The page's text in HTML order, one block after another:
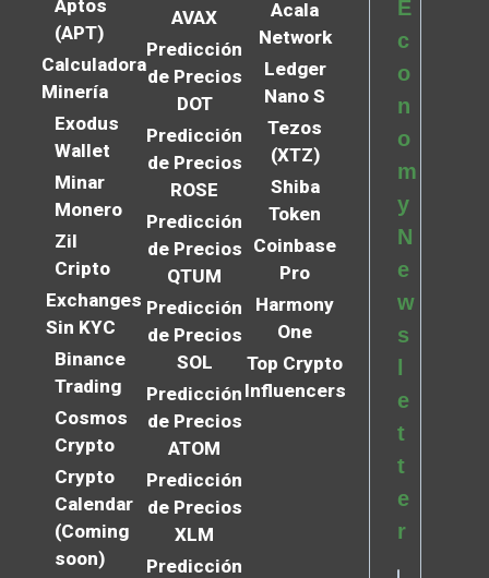
Aptos
(APT)
Calculadora
Minería
Exodus
Wallet
Minar
Monero
Zil
Cripto
Exchanges
Sin KYC
Binance
Trading
Cosmos
Crypto
Crypto
Calendar
(Coming
soon)
AVAX
Predicción
de Precios
DOT
Predicción
de Precios
ROSE
Predicción
de Precios
QTUM
Predicción
de Precios
SOL
Predicción
de Precios
ATOM
Predicción
de Precios
XLM
Predicción
Acala
Network
Ledger
Nano S
Tezos
(XTZ)
Shiba
Token
Coinbase
Pro
Harmony
One
Top Crypto
Influencers
E
c
o
n
o
m
y
N
e
w
s
e
t
t
e
r